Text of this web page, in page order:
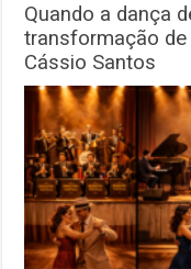
Quando a dança
transformação
Cássio Santos